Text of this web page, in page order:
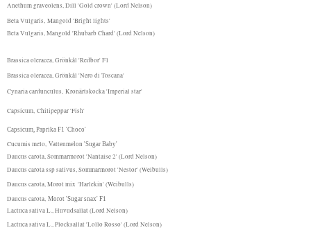
Anethum graveolens, Dill 'Gold crown' (Lord Nelson)
Beta Vulgaris, Mangold 'Bright lights'
Beta Vulgaris, Mangold 'Rhubarb Chard' (Lord Nelson)
Brassica oleracea, Grönkål 'Redbor' F1
Brassica oleracea, Grönkål 'Nero di Toscana'
Cynaria cardunculus, Kronärtskocka 'Imperial star'
Capsicum, Chilipeppar 'Fish'
Capsicum, Paprika F1 'Choco'
Cucumis melo, Vattenmelon 'Sugar Baby'
Daucus carota, Sommarmorot 'Nantaise 2' (Lord Nelson)
Daucus carota ssp sativus, Sommarmorot 'Nestor' (Weibulls)
Daucus carota, Morot mix 'Harlekin' (Weibulls)
Daucus carota, Morot 'Sugar snax' F1
Lactuca sativa L., Huvudsallat (Lord Nelson)
Lactuca sativa L., Plocksallat 'Lollo Rosso' (Lord Nelson)